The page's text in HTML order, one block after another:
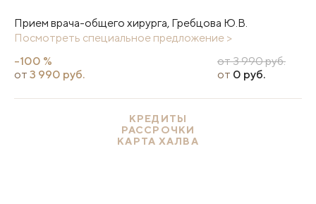
Прием врача-общего хирурга, Гребцова Ю.В.
Посмотреть специальное предложение >
-100 %
от 3 990 руб.
от 3 990 руб.
от 0 руб.
КРЕДИТЫ
РАССРОЧКИ
КАРТА ХАЛВА